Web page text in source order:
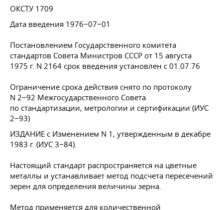
ОКСТУ 1709
Дата введения 1976−07−01
Постановлением Государственного комитета
стандартов Совета Министров СССР от 15 августа
1975 г. N 2164 срок введения установлен с 01.07.76
Ограничение срока действия снято по протоколу
N 2−92 Межгосударственного Совета
по стандартизации, метрологии и сертификации (ИУС
2−93)
ИЗДАНИЕ с Изменением N 1, утвержденным в декабре
1983 г. (ИУС 3−84).
Настоящий стандарт распространяется на цветные
металлы и устанавливает метод подсчета пересечений
зерен для определения величины зерна.
Метод применяется для количественной